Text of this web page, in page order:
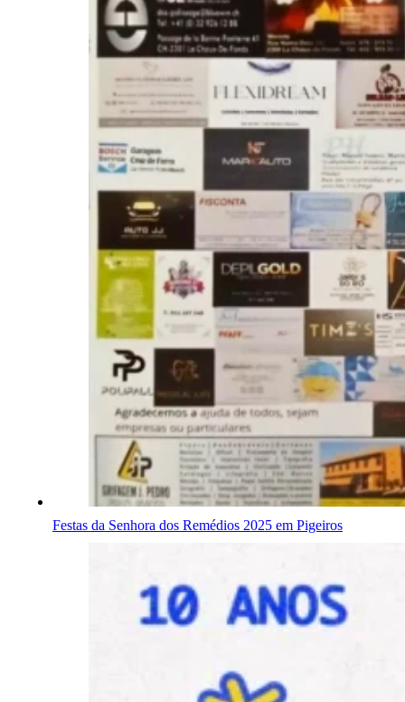
Festas da Senhora dos Remédios 2025 em Pigeiros